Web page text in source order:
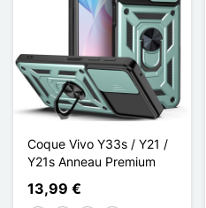
Coque Vivo Y33s / Y21 /
Y21s Anneau Premium
13,99 €